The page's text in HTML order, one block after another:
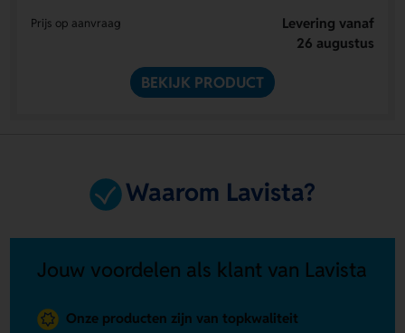
Prijs op aanvraag
Levering vanaf
26 augustus
BEKIJK PRODUCT
Waarom Lavista?
Jouw voordelen als klant van Lavista
Onze producten zijn van topkwaliteit